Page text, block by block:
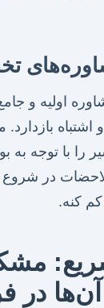
اولیه و
و اشتباه
را با توجه به
در شروع
کنه.
در